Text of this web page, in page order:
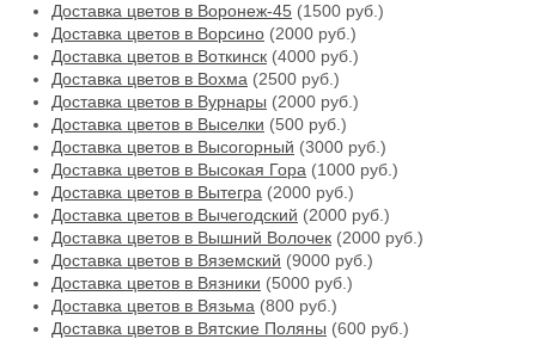
Доставка цветов в Воронеж-45 (1500 руб.)
Доставка цветов в Ворсино (2000 руб.)
Доставка цветов в Воткинск (4000 руб.)
Доставка цветов в Вохма (2500 руб.)
Доставка цветов в Вурнары (2000 руб.)
Доставка цветов в Выселки (500 руб.)
Доставка цветов в Высогорный (3000 руб.)
Доставка цветов в Высокая Гора (1000 руб.)
Доставка цветов в Вытегра (2000 руб.)
Доставка цветов в Вычегодский (2000 руб.)
Доставка цветов в Вышний Волочек (2000 руб.)
Доставка цветов в Вяземский (9000 руб.)
Доставка цветов в Вязники (5000 руб.)
Доставка цветов в Вязьма (800 руб.)
Доставка цветов в Вятские Поляны (600 руб.)